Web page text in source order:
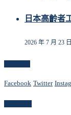
日本高齡者
2026 年 7 月 23 日
Facebook Twitter